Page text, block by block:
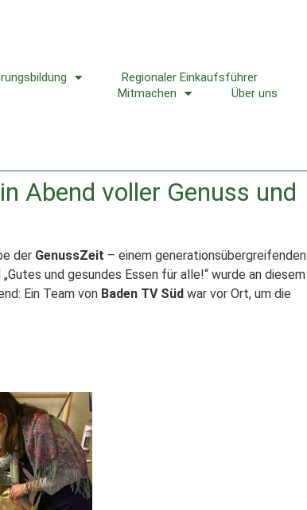
Regionaler Einkaufsführer
Mitmachen
Über uns
Abend voller Genuss und
der GenussZeit – einem generationsübergreifenden
und gesundes Essen für alle!“ wurde an diesem
Ein Team von Baden TV Süd war vor Ort, um die